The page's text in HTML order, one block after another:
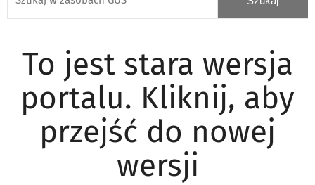
To jest stara wersja
portalu. Kliknij, aby
przejść do nowej
wersji